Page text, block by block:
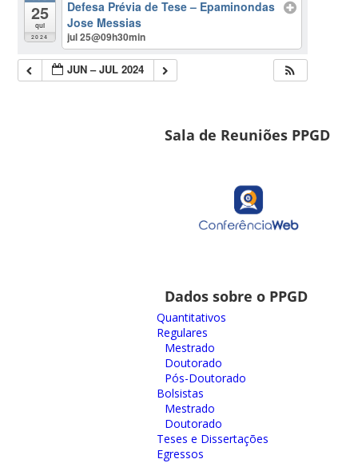
25
qui
2024
Defesa Prévia de Tese – Epaminondas
Jose Messias
jul 25@09h30min
JUN – JUL 2024
Sala de Reuniões PPGD
Dados sobre o PPGD
Quantitativos
Regulares
Mestrado
Doutorado
Pós-Doutorado
Bolsistas
Mestrado
Doutorado
Teses e Dissertações
Egressos